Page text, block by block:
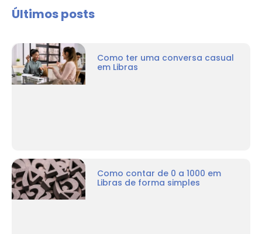
Últimos posts
Como ter uma conversa casual
em Libras
Como contar de 0 a 1000 em
Libras de forma simples